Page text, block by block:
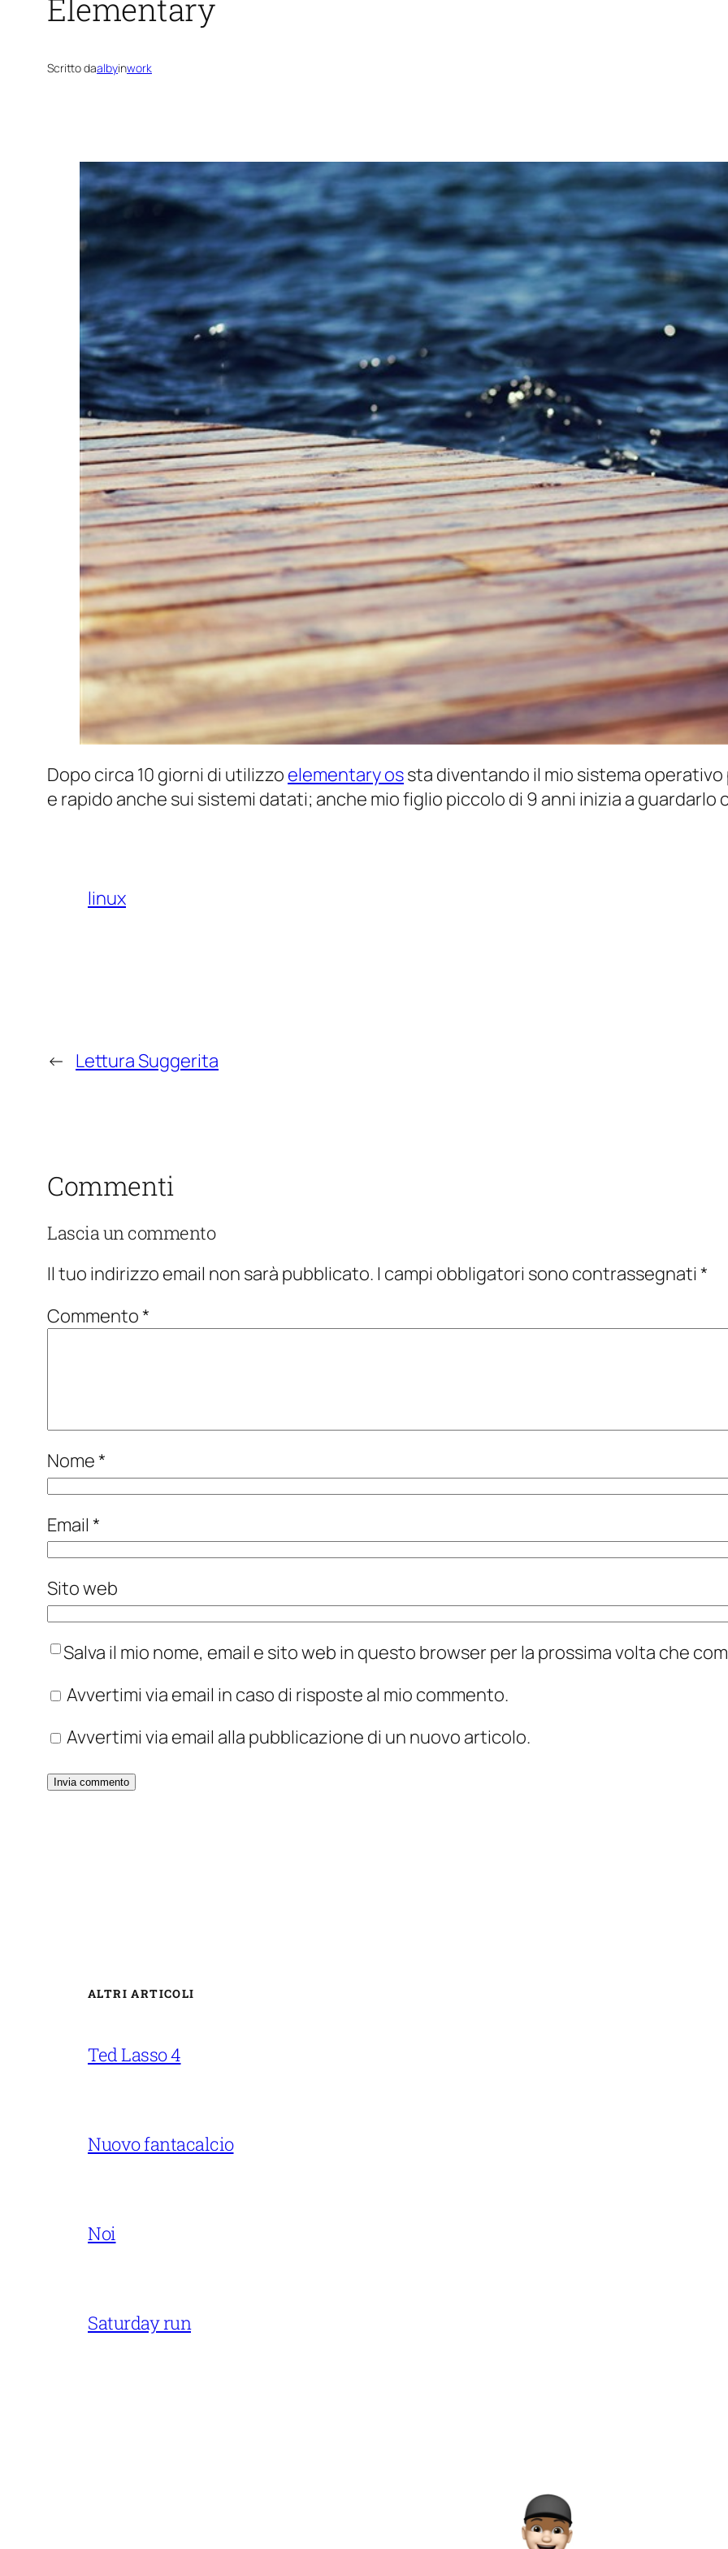
Elementary
Scritto daalbyinwork
Dopo circa 10 giorni di utilizzo elementary ossta diventando il mio sistema
e rapido anche sui sistemi datati; anche mio figlio piccolo di 9 anni inizia a
linux
← Lettura Suggerita
Commenti
Lascia un commento
Il tuo indirizzo email non sarà pubblicato. I campi obbligatori sono contrassegnati *
Commento*
Nome*
Email *
Sito web
Salva il mio nome, email e sito web in questo browser per la prossima volta che
Avvertimi via email in caso di risposte al mio commento.
Avvertimi via email alla pubblicazione di un nuovo articolo.
ALTRI ARTICOLI
Ted Lasso 4
Nuovo fantacalcio
Noi
Saturday run